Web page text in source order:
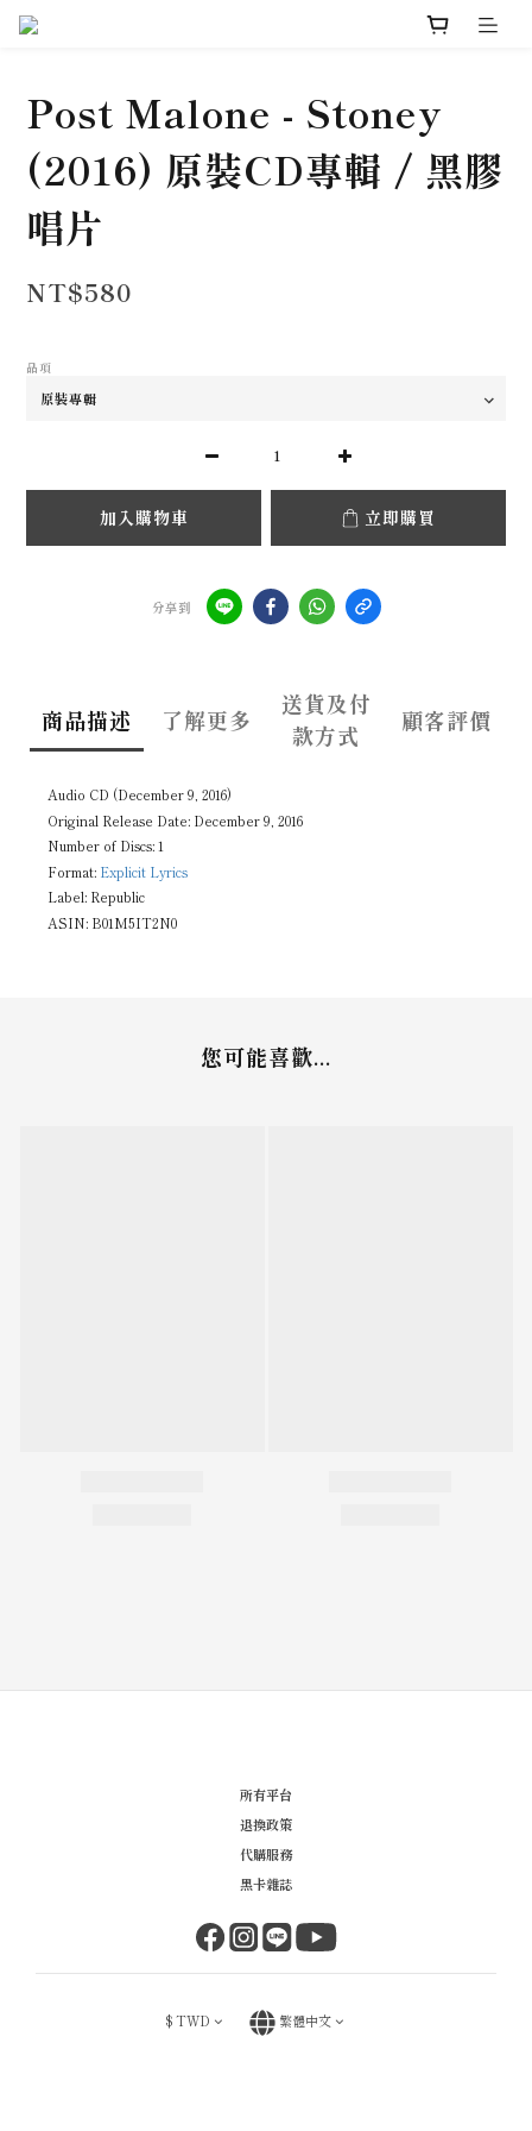
Post Malone - Stoney
(2016) 原裝CD專輯 / 黑膠
唱片
NT$580
品項
加入購物車 立即購買
分享到
商品描述 了解更多
送貨及付
款方式
顧客評價
Audio CD (December 9, 2016)
Original Release Date: December 9, 2016
Number of Discs: 1
Format: Explicit Lyrics
Label: Republic
ASIN: B01M5IT2N0
您可能喜歡...
所有平台
退換政策
代購服務
黑卡雜誌
$TWD 繁體中文